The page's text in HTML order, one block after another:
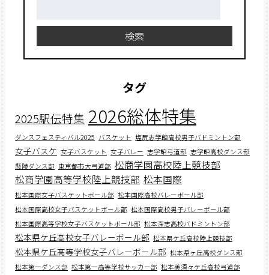
検索
タグ
2025駅伝特集 2026総体特集
ダンスフェスティバル2025 バスケット 塩尻志学館高校男子バドミントン部
女子バスケ 女子バスケット 女子バレー 志学館弓道部 志学館高校ダンス部
懸陵ダンス部 東京都市大弓道部 松商学園高校陸上競技部
松商学園高等学校陸上競技部 松本国際
松本国際女子バスケットボール部 松本国際高校バレーボール部
松本国際高校女子バスケットボール部 松本国際高校男子バレーボール部
松本国際高等学校女子バスケットボール部 松本深志高校バドミントン部
松本県ケ丘高校女子バレーボール部 松本県ケ丘高校陸上競技部
松本県ケ丘高等学校女子バレーボール部 松本県ヶ丘高校ダンス部
松本第一ダンス部 松本第一高等学校サッカー部 松本美須々ケ丘高校弓道部